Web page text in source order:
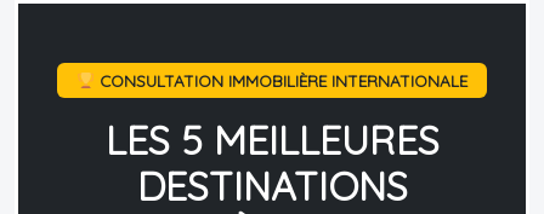
CONSULTATION IMMOBILIÈRE INTERNATIONALE
LES 5 MEILLEURES
DESTINATIONS